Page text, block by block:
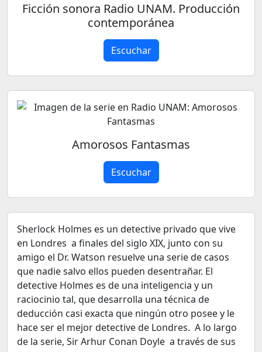
Ficción sonora Radio UNAM. Producción
contemporánea
Escuchar
Amorosos Fantasmas
Escuchar
Sherlock Holmes es un detective privado que vive
en Londres a finales del siglo XIX, junto con su
amigo el Dr. Watson resuelve una serie de casos
que nadie salvo ellos pueden desentrañar. El
detective Holmes es de una inteligencia y un
raciocinio tal, que desarrolla una técnica de
deducción casi exacta que ningún otro posee y le
hace ser el mejor detective de Londres. A lo largo
de la serie, Sir Arhur Conan Doyle a través de sus